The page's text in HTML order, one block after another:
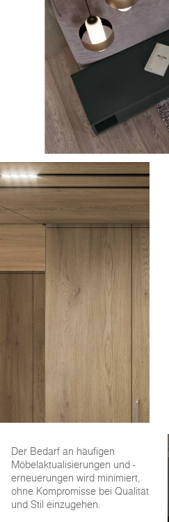
Der Bedarf an häufigen
Möbelaktualisierungen und -
erneuerungen wird minimiert,
ohne Kompromisse bei Qualität
und Stil einzugehen.